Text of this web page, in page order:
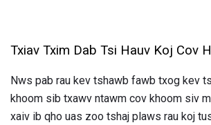
Txiav Txim Dab Tsi Hauv Koj Cov
Nws pab rau kev tshawb fawb txog kev
khoom sib txawv ntawm cov khoom siv
xaiv ib qho uas zoo tshaj plaws rau koj